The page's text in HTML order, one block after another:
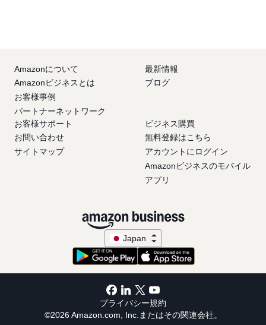
Amazonについて
Amazonビジネスとは
お客様事例
パートナーネットワーク
最新情報
ブログ
お客様サポート
お問い合わせ
サイトマップ
ビジネス購買
無料登録はこちら
アカウントにログイン
Amazonビジネスのモバイル
アプリ
Japan
プライバシー規約
©2026 Amazon.com, Inc.またはその関連会社。